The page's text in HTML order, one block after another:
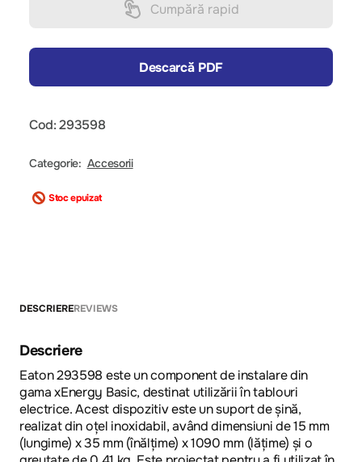
Cumpără rapid
Descarcă PDF
Cod: 293598
Categorie: Accesorii
Stoc epuizat
DESCRIEREREVIEWS
Descriere
Eaton 293598 este un component de instalare din
gama xEnergy Basic, destinat utilizării în tablouri
electrice. Acest dispozitiv este un suport de șină,
realizat din oțel inoxidabil, având dimensiuni de 15 mm
(lungime) x 35 mm (înălțime) x 1090 mm (lățime) și o